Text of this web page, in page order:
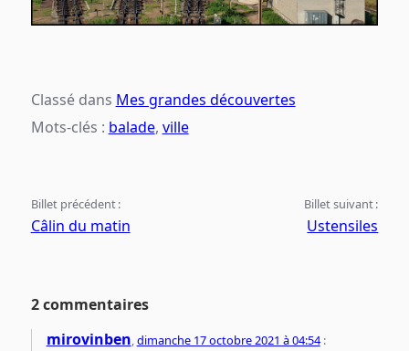
Classé dans Mes grandes découvertes
Mots-clés : balade, ville
Billet précédent :
Câlin du matin
Billet suivant :
Ustensiles
2 commentaires
mirovinben,dimanche 17 octobre 2021 à 04:54: